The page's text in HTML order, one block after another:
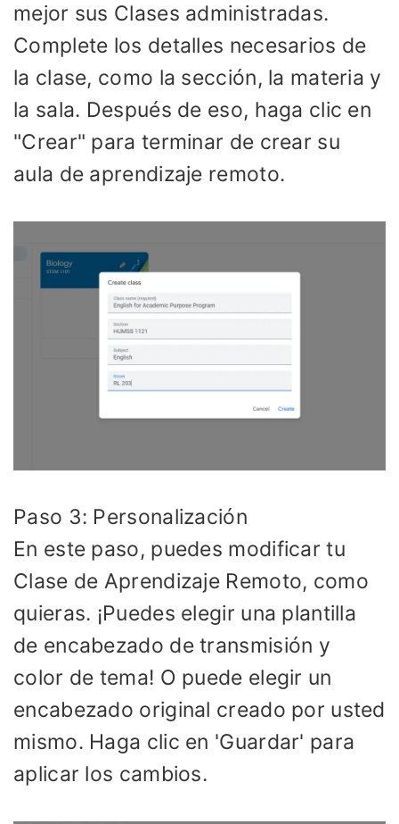
mejor sus Clases administradas.
Complete los detalles necesarios de
la clase, como la sección, la materia y
la sala. Después de eso, haga clic en
"Crear" para terminar de crear su
aula de aprendizaje remoto.
Paso 3: Personalización
En este paso, puedes modificar tu
Clase de Aprendizaje Remoto, como
quieras. ¡Puedes elegir una plantilla
de encabezado de transmisión y
color de tema! O puede elegir un
encabezado original creado por usted
mismo. Haga clic en 'Guardar' para
aplicar los cambios.